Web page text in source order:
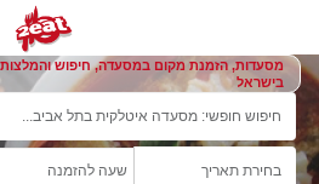
מסעדות, הזמנת מקום במסעדה, חיפוש
בישראל